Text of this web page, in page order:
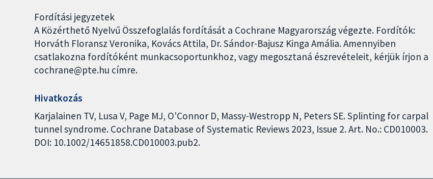
Fordítási jegyzetek
A Közérthető Nyelvű Összefoglalás fordítását a Cochrane Magyarország végezte. Fordítók:
Horváth Floransz Veronika, Kovács Attila, Dr. Sándor-Bajusz Kinga Amália. Amennyiben
csatlakozna fordítóként munkacsoportunkhoz, vagy megosztaná észrevételeit, kérjük írjon a
cochrane@pte.hu címre.
Hivatkozás
Karjalainen TV, Lusa V, Page MJ, O'Connor D, Massy-Westropp N, Peters SE. Splinting for carpal
tunnel syndrome. Cochrane Database of Systematic Reviews 2023, Issue 2. Art. No.: CD010003.
DOI: 10.1002/14651858.CD010003.pub2.